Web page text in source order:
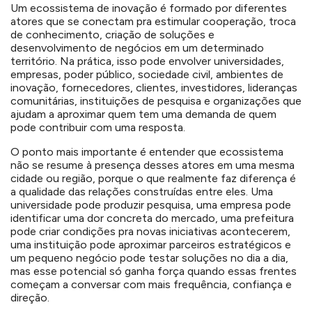
Um ecossistema de inovação é formado por diferentes
atores que se conectam pra estimular cooperação, troca
de conhecimento, criação de soluções e
desenvolvimento de negócios em um determinado
território. Na prática, isso pode envolver universidades,
empresas, poder público, sociedade civil, ambientes de
inovação, fornecedores, clientes, investidores, lideranças
comunitárias, instituições de pesquisa e organizações que
ajudam a aproximar quem tem uma demanda de quem
pode contribuir com uma resposta.
O ponto mais importante é entender que ecossistema
não se resume à presença desses atores em uma mesma
cidade ou região, porque o que realmente faz diferença é
a qualidade das relações construídas entre eles. Uma
universidade pode produzir pesquisa, uma empresa pode
identificar uma dor concreta do mercado, uma prefeitura
pode criar condições pra novas iniciativas acontecerem,
uma instituição pode aproximar parceiros estratégicos e
um pequeno negócio pode testar soluções no dia a dia,
mas esse potencial só ganha força quando essas frentes
começam a conversar com mais frequência, confiança e
direção.